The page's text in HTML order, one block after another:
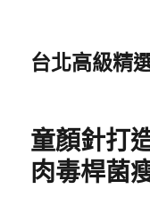
台北高級精
童顏針打
肉毒桿菌